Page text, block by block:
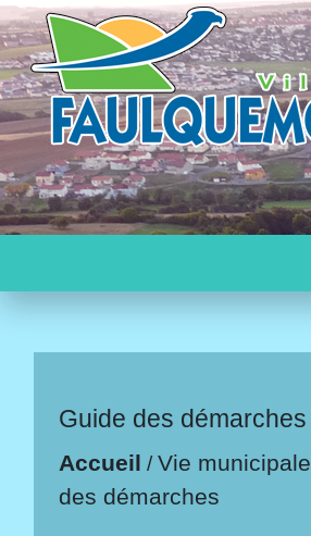
Guide des démarches
Accueil /Vie municipale
des démarches